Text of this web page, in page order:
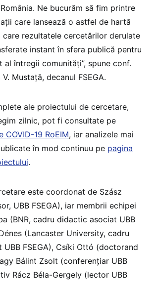
Ne bucurăm să fim printre
care lansează o astfel de hartă
care rezultatele cercetărilor derulate
instant în sfera publică pentru
al întregii comunități”, spune conf.
Mustață, decanul FSEGA.
ale proiectului de cercetare,
zilnic, pot fi consultate pe
COVID-19 RoEIM, iar analizele mai
în mod continuu pe pagina
.
este coordonat de Szász
UBB FSEGA), iar membrii echipei
(BNR, cadru didactic asociat UBB
(Lancaster University, cadru
FSEGA), Csíki Ottó (doctorand
Bálint Zsolt (conferențiar UBB
Rácz Béla-Gergely (lector UBB